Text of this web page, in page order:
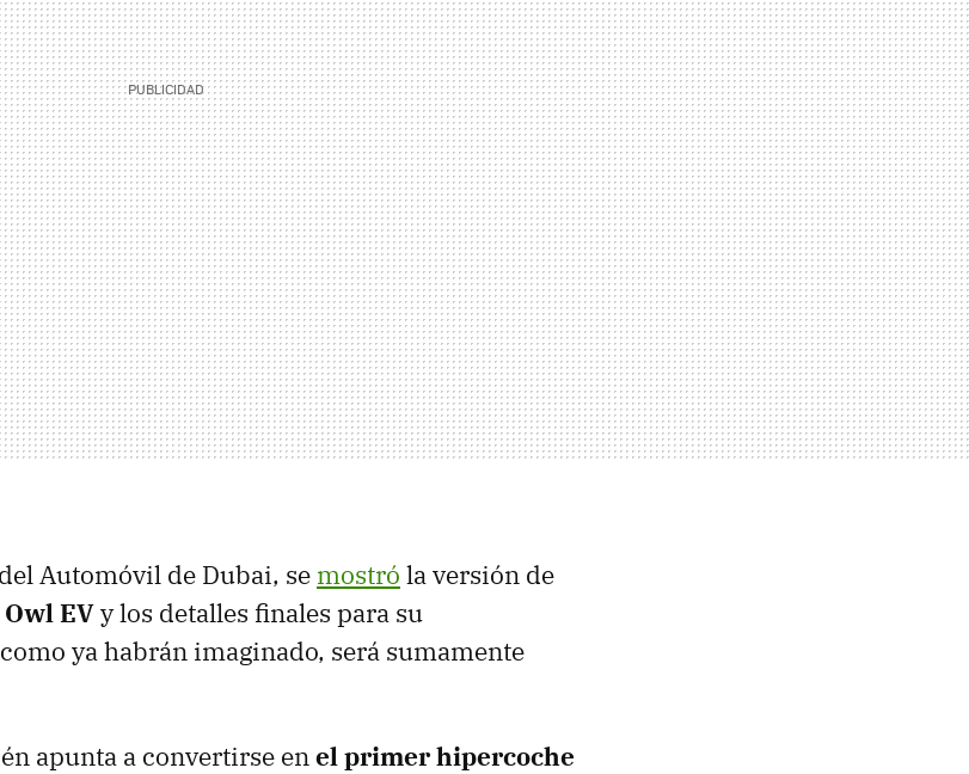
Automóvil de Dubai, se mostró la versión de
EVy los detalles finales para su
ya habrán imaginado, será sumamente
apunta a convertirse enel primer hipercoche